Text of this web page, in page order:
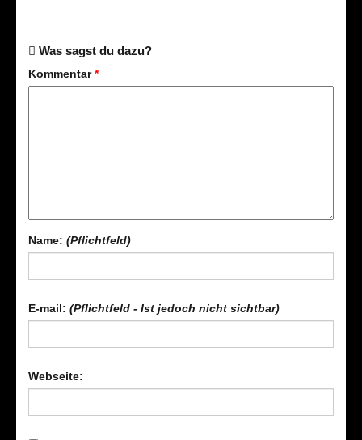
Was sagst du dazu?
Kommentar*
Name: (Pflichtfeld)
E-mail: (Pflichtfeld - Ist jedoch nicht sichtbar)
Webseite: